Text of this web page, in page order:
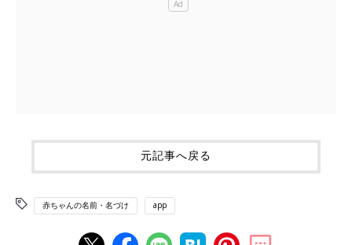
元記事へ戻る
赤ちゃんの名前・名づけ app